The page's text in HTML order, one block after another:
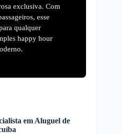
exclusiva. Com
esse
qualquer
happy hour
em Aluguel de